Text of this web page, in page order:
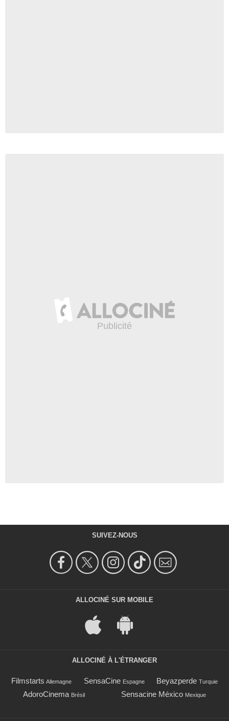
SUIVEZ-NOUS
ALLOCINÉ SUR MOBILE
ALLOCINÉ À L'ÉTRANGER
Filmstarts Allemagne SensaCine Espagne Beyazperde Turquie
AdoroCinema Brésil Sensacine México Mexique